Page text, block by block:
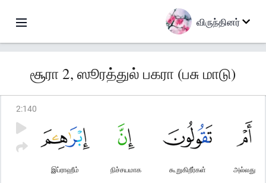
விருந்தினர்
சூரா 2, ஸூரத்துல் பகரா (பசு மாடு)
2:140
அல்லது
கூறுகிறீர்கள்
நிச்சயமாக
இப்ராஹீம்